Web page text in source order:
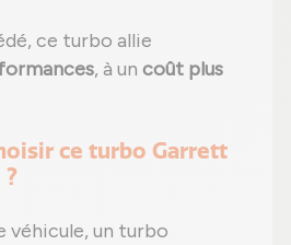
ce turbo allie
, à un coût plus
ce turbo Garrett
un turbo